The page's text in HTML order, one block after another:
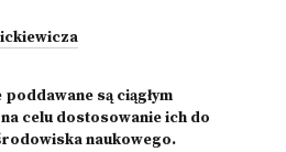
są ciągłym
celu dostosowanie ich do
naukowego.